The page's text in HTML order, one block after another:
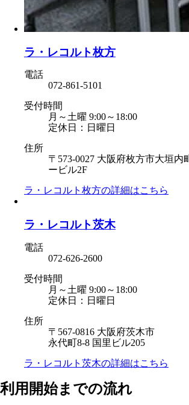
ラ・レコルト枚方
電話
072-861-5101
受付時間
月～土曜 9:00～18:00
定休日：日曜日
住所
〒573-0027 大阪府枚方市大垣内
ービル2F
ラ・レコルト枚方の詳細はこちら
ラ・レコルト茨木
電話
072-626-2600
受付時間
月～土曜 9:00～18:00
定休日：日曜日
住所
〒567-0816 大阪府茨木市
永代町8-8 国里ビル205
ラ・レコルト茨木の詳細はこちら
利用開始までの流れ